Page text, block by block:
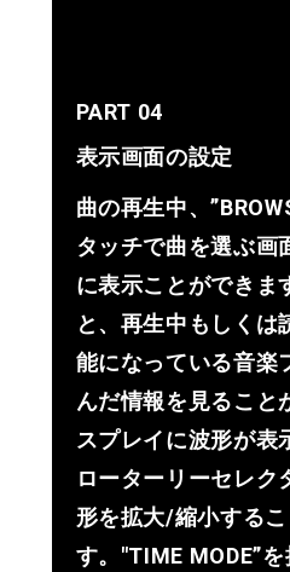
PART 04
表示画面の設定
曲の再生中、
タッチで曲を選ぶ画
に表示ことができま
と、再生中もしくは
能になっている音楽
んだ情報を見ること
スプレイに波形が表
ローターリーセレク
形を拡大/縮小する
す。"TIME MODE”